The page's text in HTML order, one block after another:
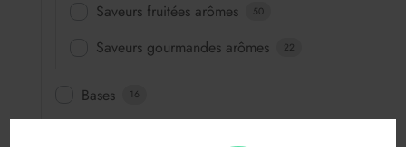
Saveurs fruitées arômes 50
Saveurs gourmandes arômes 22
Bases 16